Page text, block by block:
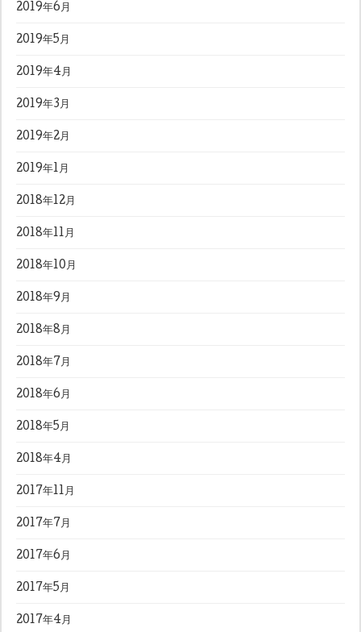
2019年6月
2019年5月
2019年4月
2019年3月
2019年2月
2019年1月
2018年12月
2018年11月
2018年10月
2018年9月
2018年8月
2018年7月
2018年6月
2018年5月
2018年4月
2017年11月
2017年7月
2017年6月
2017年5月
2017年4月